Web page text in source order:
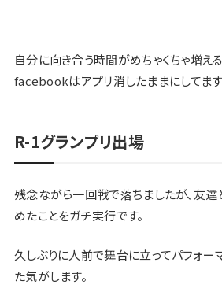
自分に向き合う時間がめちゃくちゃ増え
facebookはアプリ消したままにしてます
R-1グランプリ出場
残念ながら一回戦で落ちましたが、友達
めたことをガチ実行です。
久しぶりに人前で舞台に立ってパフォー
た気がします。